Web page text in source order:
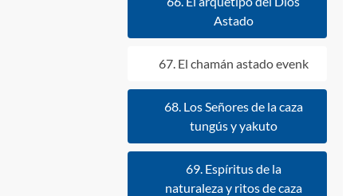
Astado
67. El chamán astado evenk
68. Los Señores de la caza
tungús y yakuto
69. Espíritus de la
naturaleza y ritos de caza